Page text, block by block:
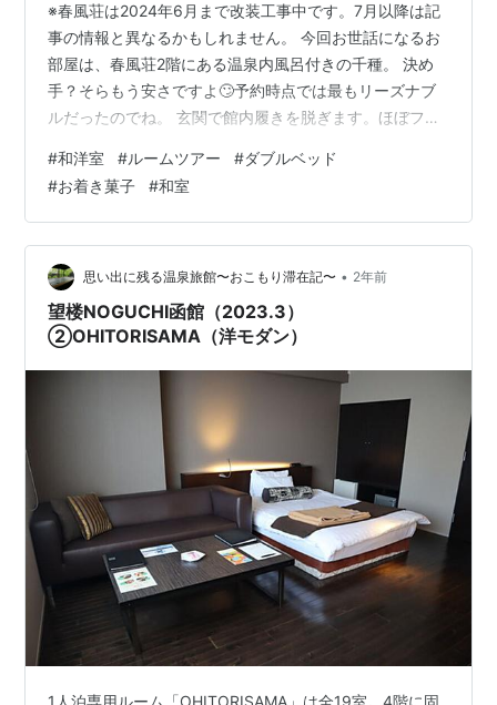
※春風荘は2024年6月まで改装工事中です。7月以降は記
事の情報と異なるかもしれません。 今回お世話になるお
部屋は、春風荘2階にある温泉内風呂付きの千種。 決め
手？そらもう安さですよ🙄予約時点では最もリーズナブ
ルだったのでね。 玄関で館内履きを脱ぎます。ほぼフラ
では階段移動がありますです。 玄関ドアを開けたとこ
ろ。何気にここの床がなぐり加工で心地よかった。 左手
がベッドルーム、右手が主室で、正面奥は押し入れ。 ま
ずは主室から。 広さは8畳ほど。広縁付きなのもあって2
人で寛ぐには充分な広さ。 すっきり落ち着いた雰囲気の
和室。 きちんとお手入れされ…
#和洋室 #ルームツアー #ダブルベッド
#お着き菓子 #和室
思い出に残る温泉旅館〜おこもり滞在記〜 • 2年前
望楼NOGUCHI函館（2023.3）
②OHITORISAMA（洋モダン）
1人泊専用ルーム「OHITORISAMA」は全19室。4階に固